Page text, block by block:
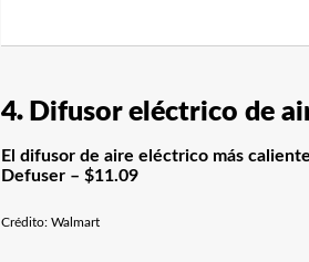
Difusor eléctrico de
4
El difusor de aire eléctrico más caliente LED Night Light Up Aroma Oil Humidifier Home Relax
Defuser – $11.09
Crédito: Walmart